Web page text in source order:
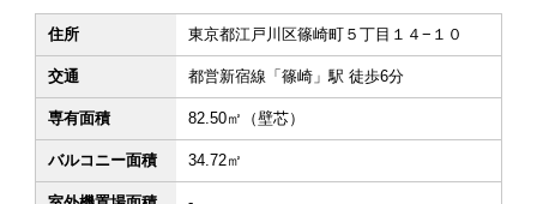
住所 東京都江戸川区篠崎町５丁目１４−１０
交通 都営新宿線「篠崎」駅 徒歩6分
専有面積 82.50㎡（壁芯）
バルコニー面積 34.72㎡